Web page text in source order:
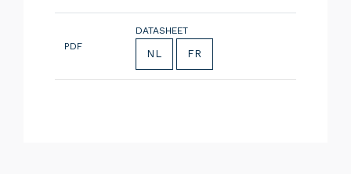
PDF
DATASHEET
NL FR